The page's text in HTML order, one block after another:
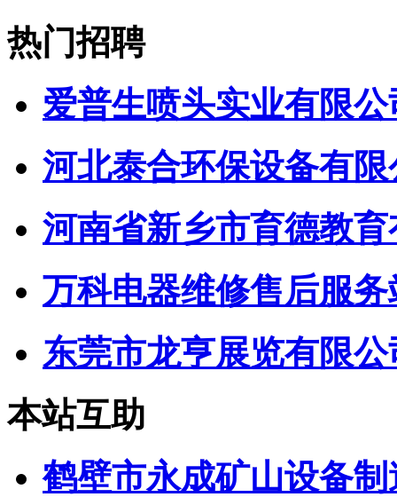
热门招聘
爱普生喷头实业有限公
河北泰合环保设备有限
河南省新乡市育德教
万科电器维修售后服务
东莞市龙亨展览有限公
本站互助
鹤壁市永成矿山设备